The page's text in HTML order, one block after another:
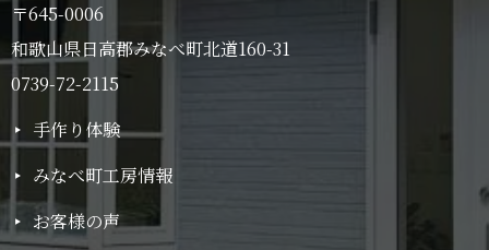
〒645-0006
和歌山県日高郡みなべ町北道160-31
0739-72-2115
手作り体験
みなべ町工房情報
お客様の声